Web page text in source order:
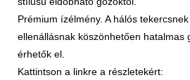
Prémium ízélmény. A hálós
ellenállásnak köszönhetően hatalmas
érhetők el.
Kattintson a linkre a részletekért: